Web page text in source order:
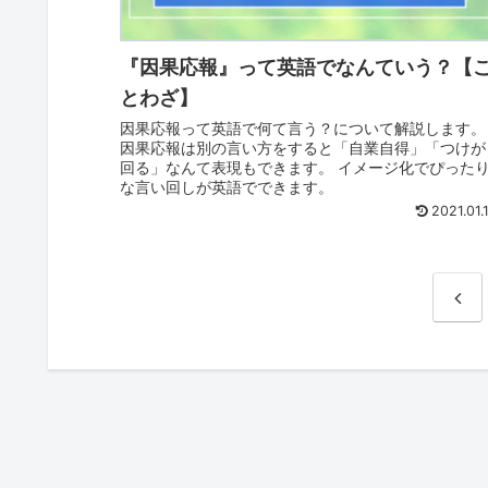
『因果応報』って英語でなんていう？【こ
とわざ】
因果応報って英語で何て言う？について解説します。
因果応報は別の言い方をすると「自業自得」「つけが
回る」なんて表現もできます。 イメージ化でぴったり
な言い回しが英語でできます。